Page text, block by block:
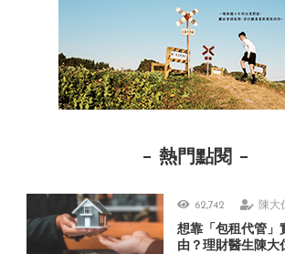
熱門點閱
62,742 陳大
想靠「包租代管」
由？理財醫生陳大